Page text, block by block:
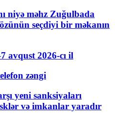
niyə məhz Zuğulbada
seçdiyi bir məkanın
avqust 2026-cı il
zəngi
yeni sanksiyaları
və imkanlar yaradır